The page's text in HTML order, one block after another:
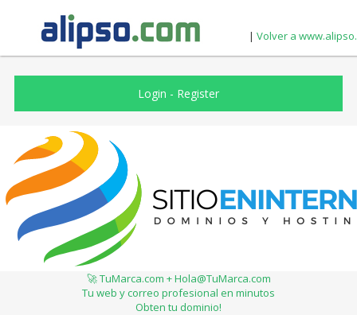
| Volver a
Login - Register
🚀 TuMarca.com + Hola@TuMarca.com
Tu web y correo profesional en minutos
Obten tu dominio!